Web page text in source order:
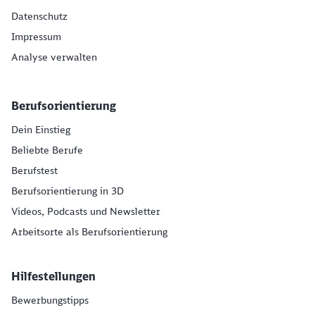
Datenschutz
Impressum
Analyse verwalten
Berufsorientierung
Dein Einstieg
Beliebte Berufe
Berufstest
Berufsorientierung in 3D
Videos, Podcasts und Newsletter
Arbeitsorte als Berufsorientierung
Hilfestellungen
Bewerbungstipps